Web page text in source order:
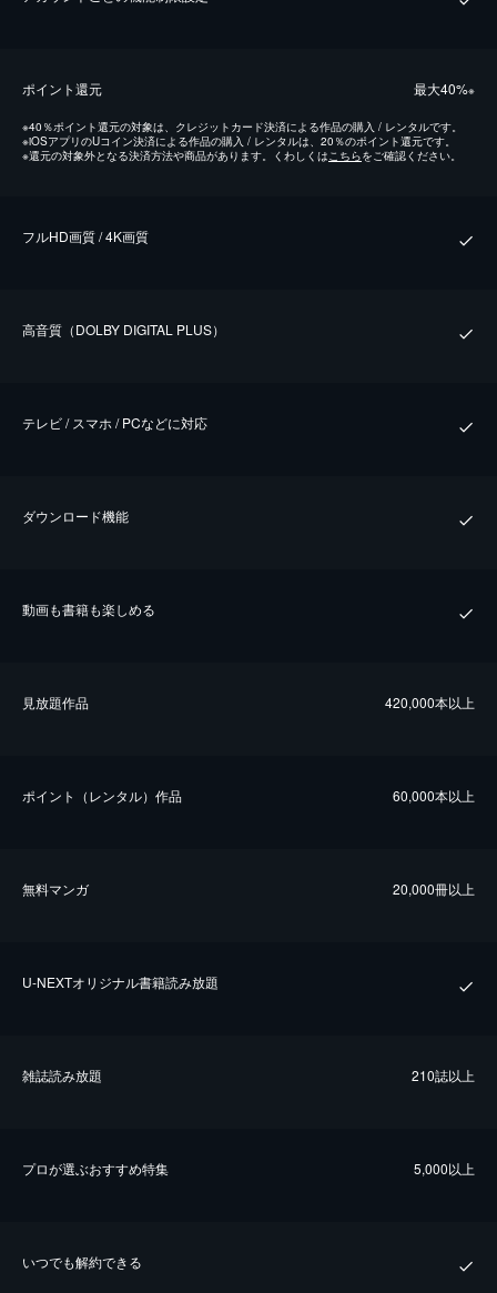
ポイント還元 最⼤40%※
※40％ポイント還元の対象は、クレジットカード決済による作品の購入 / レンタルです。
※iOSアプリのUコイン決済による作品の購入 / レンタルは、20％のポイント還元です。
※還元の対象外となる決済方法や商品があります。くわしくはこちらをご確認ください。
フルHD画質 / 4K画質
⾼⾳質（DOLBY DIGITAL PLUS）
テレビ / スマホ / PCなどに対応
ダウンロード機能
動画も書籍も楽しめる
⾒放題作品 420,000本以上
ポイント（レンタル）作品 60,000本以上
無料マンガ 20,000冊以上
U-NEXTオリジナル書籍読み放題
雑誌読み放題 210誌以上
プロが選ぶおすすめ特集 5,000以上
いつでも解約できる